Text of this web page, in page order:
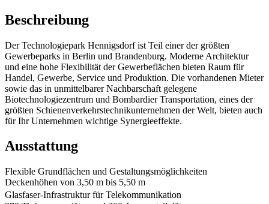
Beschreibung
Der Technologiepark Hennigsdorf ist Teil einer der größten
Gewerbeparks in Berlin und Brandenburg. Moderne Architektur
und eine hohe Flexibilität der Gewerbeflächen bieten Raum für
Handel, Gewerbe, Service und Produktion. Die vorhandenen Mieter
sowie das in unmittelbarer Nachbarschaft gelegene
Biotechnologiezentrum und Bombardier Transportation, eines der
größten Schienenverkehrstechnikunternehmen der Welt, bieten auch
für Ihr Unternehmen wichtige Synergieeffekte.
Ausstattung
Flexible Grundflächen und Gestaltungsmöglichkeiten
Deckenhöhen von 3,50 m bis 5,50 m
Glasfaser-Infrastruktur für Telekommunikation